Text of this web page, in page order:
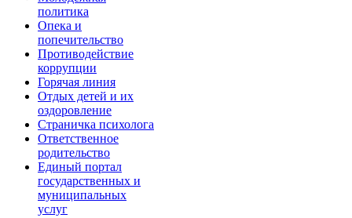
политика
Опека и
попечительство
Противодействие
коррупции
Горячая линия
Отдых детей и их
оздоровление
Страничка психолога
Ответственное
родительство
Единый портал
государственных и
муниципальных
услуг